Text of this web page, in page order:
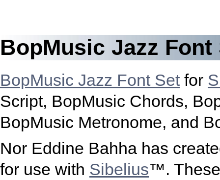
BopMusic Jazz Font
BopMusic Jazz Font Set for
Script, BopMusic Chords,
BopMusic Metronome, and
Nor Eddine Bahha has
for use with Sibelius™.